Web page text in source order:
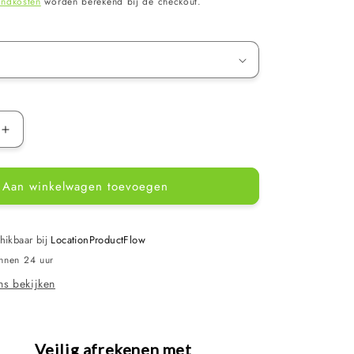
Aantal
verhogen
voor
Vdl
schuifkraan
schuifafsluiter
maten
Aan winkelwagen toevoegen
bij LocationProductFlow
24 uur
bekijken
Veilig afrekenen met